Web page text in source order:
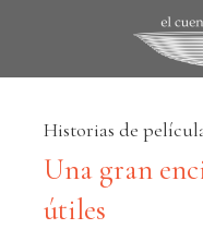
Historias de
Una gran
útiles